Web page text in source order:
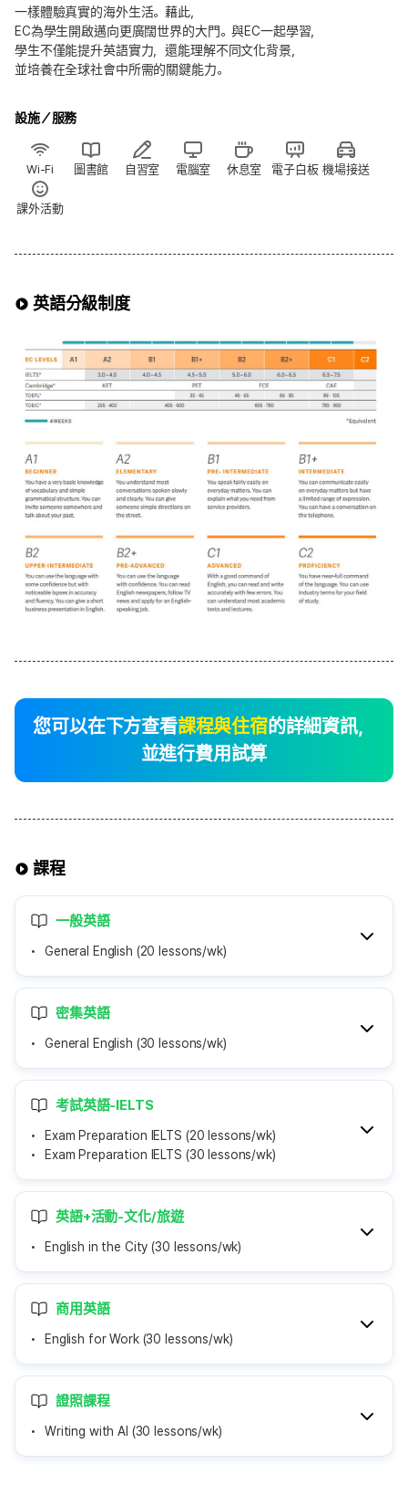
一樣體驗真實的海外生活。藉此，
EC為學生開啟邁向更廣闊世界的大門。與EC一起學習，
學生不僅能提升英語實力，還能理解不同文化背景，
並培養在全球社會中所需的關鍵能力。
設施／服務
Wi-Fi 圖書館 自習室 電腦室 休息室 電子白板 機場接送
課外活動
英語分級制度
您可以在下方查看課程與住宿的詳細資訊，
並進行費用試算
課程
一般英語
General English (20 lessons/wk)
密集英語
General English (30 lessons/wk)
考試英語-IELTS
Exam Preparation IELTS (20 lessons/wk)
Exam Preparation IELTS (30 lessons/wk)
英語+活動-文化/旅遊
English in the City (30 lessons/wk)
商用英語
English for Work (30 lessons/wk)
證照課程
Writing with AI (30 lessons/wk)